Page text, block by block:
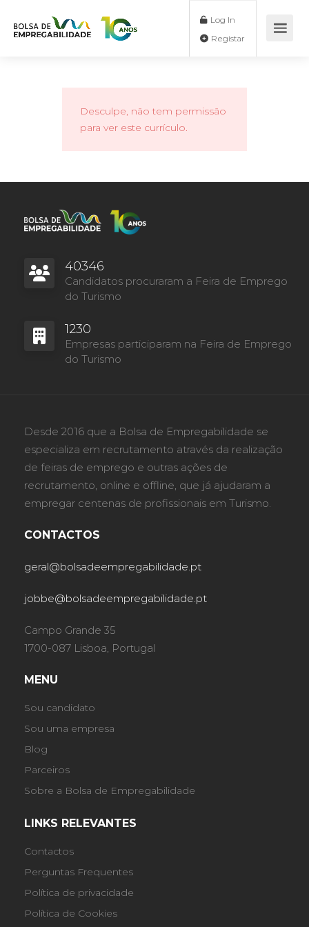
Log In
Desculpe, não tem permissão
para ver este currículo.
40346
Candidatos procuraram a Feira de Emprego
do Turismo
1230
Empresas participaram na Feira de Emprego
do Turismo
Desde 2016 que a Bolsa de Empregabilidade se
especializa em recrutamento através da realização
de feiras de emprego e outras ações de
recrutamento, online e offline, que já ajudaram a
empregar centenas de profissionais em Turismo.
CONTACTOS
geral@bolsadeempregabilidade.pt
jobbe@bolsadeempregabilidade.pt
Campo Grande 35
1700-087 Lisboa, Portugal
MENU
Sou candidato
Sou uma empresa
Blog
Parceiros
Sobre a Bolsa de Empregabilidade
LINKS RELEVANTES
Contactos
Perguntas Frequentes
Política de privacidade
Política de Cookies